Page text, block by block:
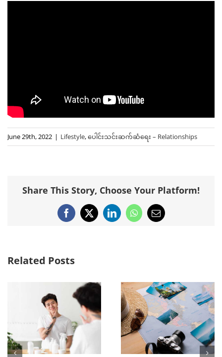
June 29th, 2022 | Lifestyle,ပေါင်းသင်းဆက်ဆံရေး – Relationships
Share This Story, Choose Your Platform!
Facebook
X LinkedInWhatsApp
Email
Related Posts